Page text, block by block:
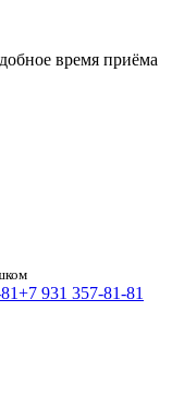
время приёма
+7 931 357‑81‑81